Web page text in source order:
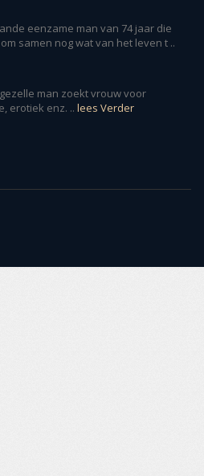
eenzame man van 74 jaar die
samen nog wat van het leven t ..
man zoekt vrouw voor
erotiek enz. .. lees Verder